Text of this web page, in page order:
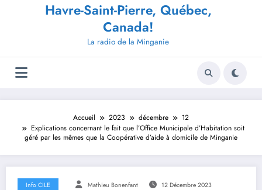
Havre-Saint-Pierre, Québec,
Canada!
La radio de la Minganie
Accueil 2023 décembre
12
Explications concernant le fait que l’Office Municipale d’Habitation soit
géré par les mêmes que la Coopérative d’aide à domicile de Minganie
Info CILE Mathieu Bonenfant 12 Décembre 2023